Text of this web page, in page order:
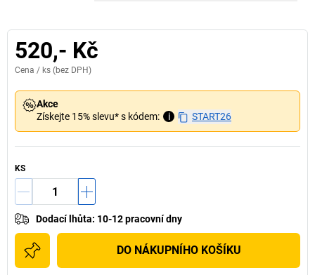
520,- Kč
Cena / ks (bez DPH)
Akce
Získejte 15% slevu* s kódem:
i START26
KS
Dodací lhůta: 10-12 pracovní dny
DO NÁKUPNÍHO KOŠÍKU